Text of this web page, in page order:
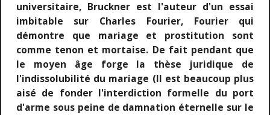
universitaire, Bruckner est l'auteur d'un essai
imbitable sur Charles Fourier, Fourier qui
démontre que mariage et prostitution sont
comme tenon et mortaise. De fait pendant que
le moyen âge forge la thèse juridique de
l'indissolubilité du mariage (Il est beaucoup plus
aisé de fonder l'interdiction formelle du port
d'arme sous peine de damnation éternelle sur le